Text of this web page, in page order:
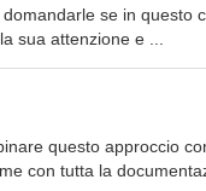
se in questo
sua attenzione e ...
questo approccio
con tutta la